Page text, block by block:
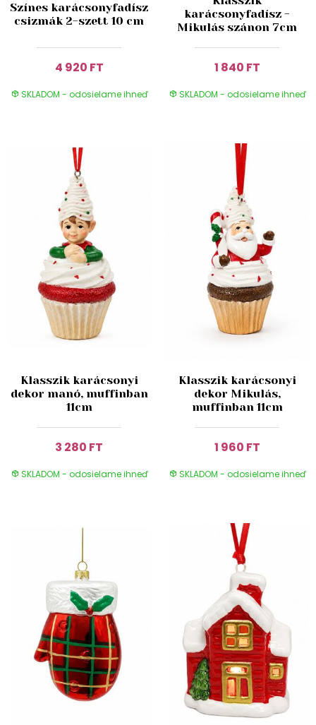
Színes karácsonyfadísz
csizmák 2-szett 10 cm
4 920 FT
SKLADOM - odosielame ihneď
karácsonyfadísz -
Mikulás szánon 7cm
1 840 FT
SKLADOM - odosielame ihneď
Klasszik karácsonyi
dekor manó, muffinban
11cm
3 280 FT
SKLADOM - odosielame ihneď
Klasszik karácsonyi
dekor Mikulás,
muffinban 11cm
1 960 FT
SKLADOM - odosielame ihneď